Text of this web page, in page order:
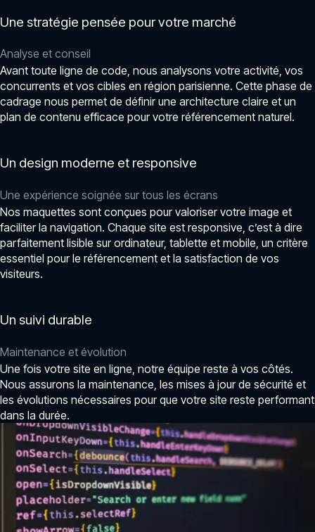
Une stratégie pensée pour votre marché
Analyse et conseil
Avant toute ligne de code, nous analysons votre activité, vos
concurrents et vos cibles en région parisienne. Cette phase de
cadrage nous permet de définir une architecture claire et un
plan de contenu efficace pour votre référencement naturel.
Un design moderne et responsive
Une expérience soignée sur tous les écrans
Nos maquettes sont conçues pour valoriser votre image et
faciliter la navigation. Chaque site est responsive, c’est à dire
parfaitement lisible sur ordinateur, tablette et mobile, un critère
essentiel pour le référencement et la satisfaction de vos
visiteurs.
Un suivi durable
Maintenance et évolution
Une fois votre site en ligne, notre équipe reste à vos côtés.
Nous assurons la maintenance, les mises à jour de sécurité et
les évolutions nécessaires pour que votre site reste performant
dans la durée.